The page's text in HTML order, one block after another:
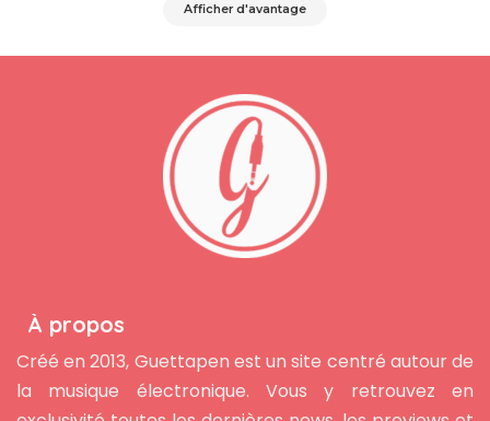
Afficher d'avantage
À propos
Créé en 2013, Guettapen est un site centré autour de
la musique électronique. Vous y retrouvez en